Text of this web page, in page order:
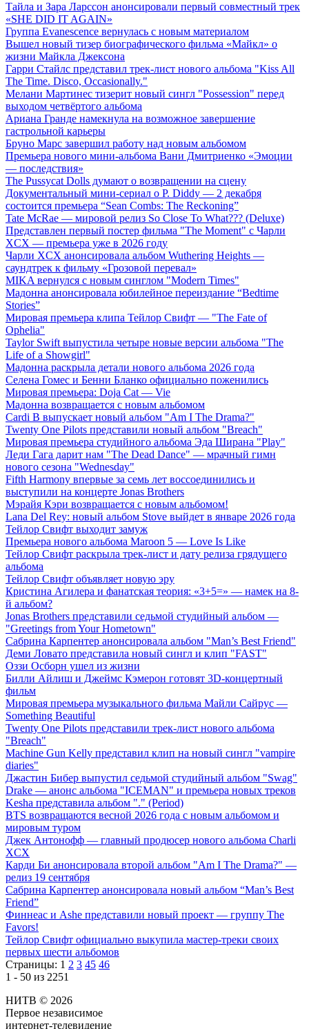
Тайла и Зара Ларссон анонсировали первый совместный трек
«SHE DID IT AGAIN»
Группа Evanescence вернулась с новым материалом
Вышел новый тизер биографического фильма «Майкл» о
жизни Майкла Джексона
Гарри Стайлс представил трек-лист нового альбома "Kiss All
The Time. Disco, Occasionally."
Мелани Мартинес тизерит новый сингл "Possession" перед
выходом четвёртого альбома
Ариана Гранде намекнула на возможное завершение
гастрольной карьеры
Бруно Марс завершил работу над новым альбомом
Премьера нового мини-альбома Вани Дмитриенко «Эмоции
— последствия»
The Pussycat Dolls думают о возвращении на сцену
Документальный мини-сериал о P. Diddy — 2 декабря
состоится премьера “Sean Combs: The Reckoning”
Tate McRae — мировой релиз So Close To What??? (Deluxe)
Представлен первый постер фильма "The Moment" с Чарли
XCX — премьера уже в 2026 году
Чарли XCX анонсировала альбом Wuthering Heights —
саундтрек к фильму «Грозовой перевал»
MIKA вернулся с новым синглом "Modern Times"
Мадонна анонсировала юбилейное переиздание “Bedtime
Stories”
Мировая премьера клипа Тейлор Свифт — "The Fate of
Ophelia"
Taylor Swift выпустила четыре новые версии альбома "The
Life of a Showgirl"
Мадонна раскрыла детали нового альбома 2026 года
Селена Гомес и Бенни Бланко официально поженились
Мировая премьера: Doja Cat — Vie
Мадонна возвращается с новым альбомом
Cardi B выпускает новый альбом "Am I The Drama?"
Twenty One Pilots представили новый альбом "Breach"
Мировая премьера студийного альбома Эда Ширана "Play"
Леди Гага дарит нам "The Dead Dance" — мрачный гимн
нового сезона "Wednesday"
Fifth Harmony впервые за семь лет воссоединились и
выступили на концерте Jonas Brothers
Мэрайя Кэри возвращается с новым альбомом!
Lana Del Rey: новый альбом Stove выйдет в январе 2026 года
Тейлор Свифт выходит замуж
Премьера нового альбома Maroon 5 — Love Is Like
Тейлор Свифт раскрыла трек-лист и дату релиза грядущего
альбома
Тейлор Свифт объявляет новую эру
Кристина Агилера и фанатская теория: «3+5=» — намек на 8-
й альбом?
Jonas Brothers представили седьмой студийный альбом —
"Greetings from Your Hometown"
Сабрина Карпентер анонсировала альбом "Man’s Best Friend"
Деми Ловато представила новый сингл и клип "FAST"
Оззи Осборн ушел из жизни
Билли Айлиш и Джеймс Кэмерон готовят 3D-концертный
фильм
Мировая премьера музыкального фильма Майли Сайрус —
Something Beautiful
Twenty One Pilots представили трек-лист нового альбома
"Breach"
Machine Gun Kelly представил клип на новый сингл "vampire
diaries"
Джастин Бибер выпустил седьмой студийный альбом "Swag"
Drake — анонс альбома "ICEMAN" и премьера новых треков
Kesha представила альбом "." (Period)
BTS возвращаются весной 2026 года с новым альбомом и
мировым туром
Джек Антонофф — главный продюсер нового альбома Charli
XCX
Карди Би анонсировала второй альбом "Am I The Drama?" —
релиз 19 сентября
Сабрина Карпентер анонсировала новый альбом “Man’s Best
Friend”
Финнеас и Ashe представили новый проект — группу The
Favors!
Тейлор Свифт официально выкупила мастер-треки своих
первых шести альбомов
Страницы: 1 2 3 45 46
1 - 50 из 2251
НИТВ © 2026
Первое независимое
интернет-телевидение